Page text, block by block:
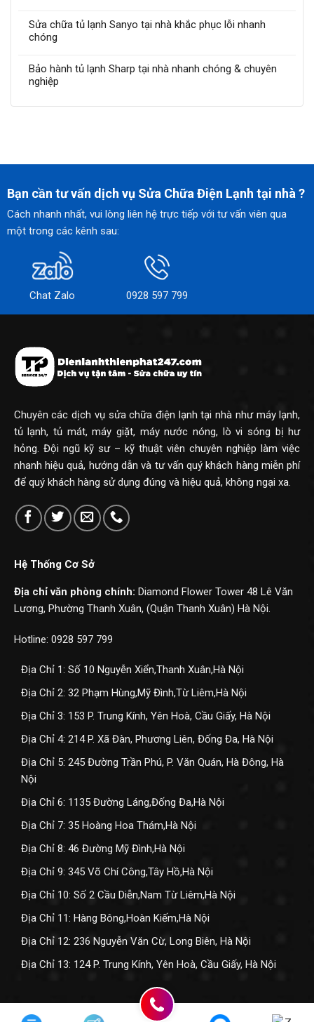
Sửa chữa tủ lạnh Sanyo tại nhà khắc phục lỗi nhanh
chóng
Bảo hành tủ lạnh Sharp tại nhà nhanh chóng & chuyên
nghiệp
Bạn cần tư vấn dịch vụ Sửa Chữa Điện Lạnh tại nhà ?
Cách nhanh nhất, vui lòng liên hệ trực tiếp với tư vấn viên qua
một trong các kênh sau:
Chat Zalo 0928 597 799
Chuyên các dịch vụ sửa chữa điện lạnh tại nhà như máy lạnh,
tủ lạnh, tủ mát, máy giặt, máy nước nóng, lò vi sóng bị hư
hỏng. Đội ngũ kỹ sư – kỹ thuật viên chuyên nghiệp làm việc
nhanh hiệu quả, hướng dẫn và tư vấn quý khách hàng miễn phí
để quý khách hàng sử dụng đúng và hiệu quả, không ngại xa.
Hệ Thống Cơ Sở
Địa chỉ văn phòng chính: Diamond Flower Tower 48 Lê Văn
Lương, Phường Thanh Xuân, (Quận Thanh Xuân) Hà Nội.
Hotline: 0928 597 799
Địa Chỉ 1: Số 10 Nguyễn Xiển,Thanh Xuân,Hà Nội
Địa Chỉ 2: 32 Phạm Hùng,Mỹ Đình,Từ Liêm,Hà Nội
Địa Chỉ 3: 153 P. Trung Kính, Yên Hoà, Cầu Giấy, Hà Nội
Địa Chỉ 4: 214 P. Xã Đàn, Phương Liên, Đống Đa, Hà Nội
Địa Chỉ 5: 245 Đường Trần Phú, P. Văn Quán, Hà Đông, Hà
Nội
Địa Chỉ 6: 1135 Đường Láng,Đống Đa,Hà Nội
Địa Chỉ 7: 35 Hoàng Hoa Thám,Hà Nội
Địa Chỉ 8: 46 Đường Mỹ Đình,Hà Nội
Địa Chỉ 9: 345 Võ Chí Công,Tây Hồ,Hà Nội
Địa Chỉ 10: Số 2 Cầu Diễn,Nam Từ Liêm,Hà Nội
Địa Chỉ 11: Hàng Bông,Hoàn Kiếm,Hà Nội
Địa Chỉ 12: 236 Nguyễn Văn Cừ, Long Biên, Hà Nội
Địa Chỉ 13: 124 P. Trung Kính, Yên Hoà, Cầu Giấy, Hà Nội